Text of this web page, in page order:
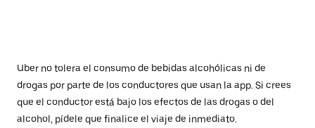
Uber no tolera el consumo de bebidas alcohólicas ni de
drogas por parte de los conductores que usan la app. Si crees
que el conductor está bajo los efectos de las drogas o del
alcohol, pídele que finalice el viaje de inmediato.